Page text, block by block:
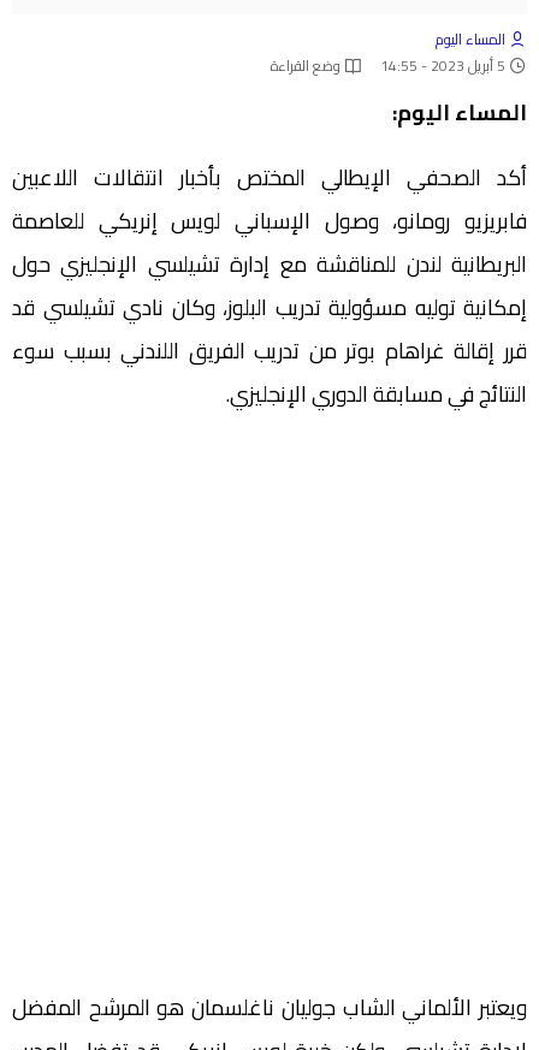
المساء اليوم
5 أبريل 2023 - 14:55
وضع القراءة
المساء اليوم:
أكد الصحفي الإيطالي المختص بأخبار انتقالات اللاعبين
فابريزيو رومانو، وصول الإسباني لويس إنريكي للعاصمة
البريطانية لندن للمناقشة مع إدارة تشيلسي الإنجليزي حول
إمكانية توليه مسؤولية تدريب البلوز، وكان نادي تشيلسي قد
قرر إقالة غراهام بوتر من تدريب الفريق اللندني بسبب سوء
النتائج في مسابقة الدوري الإنجليزي.
ويعتبر الألماني الشاب جوليان ناغلسمان هو المرشح المفضل